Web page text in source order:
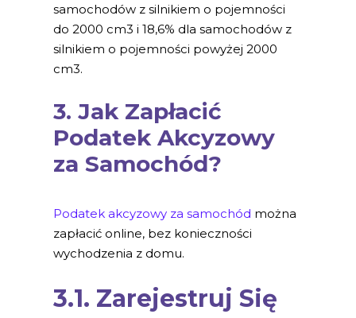
samochodów z silnikiem o pojemności
do 2000 cm3 i 18,6% dla samochodów z
silnikiem o pojemności powyżej 2000
cm3.
3. Jak Zapłacić
Podatek Akcyzowy
za Samochód?
Podatek akcyzowy za samochód można
zapłacić online, bez konieczności
wychodzenia z domu.
3.1. Zarejestruj Się